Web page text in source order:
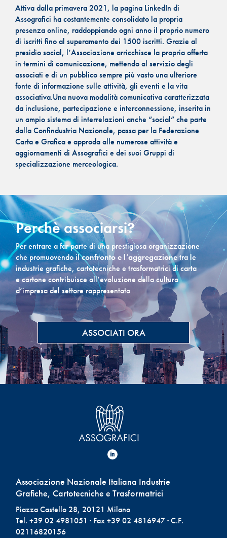
Attiva dalla primavera 2021, la pagina LinkedIn di
Assografici ha costantemente consolidato la propria
presenza online, raddoppiando ogni anno il proprio numero
di iscritti fino al superamento dei 1500 iscritti. Grazie al
presidio social, l’Associazione arricchisce la propria offerta
in termini di comunicazione, mettendo al servizio degli
associati e di un pubblico sempre più vasto una ulteriore
fonte di informazione sulle attività, gli eventi e la vita
associativa.Una nuova modalità comunicativa caratterizzata
da inclusione, partecipazione e interconnessione, inserita in
un ampio sistema di interrelazioni anche “social” che parte
dalla Confindustria Nazionale, passa per la Federazione
Carta e Grafica e approda alle numerose attività e
aggiornamenti di Assografici e dei suoi Gruppi di
specializzazione merceologica.
Perchè associarsi?
Per entrare a far parte di una prestigiosa organizzazione
che promuovendo ilconfronto e l’aggregazionetra le
industrie grafiche, cartotecniche e trasformatrici di carta
e cartone contribuisce all’evoluzione della cultura
d’impresa del settore rappresentato
ASSOCIATI ORA
Associazione Nazionale Italiana Industrie
Grafiche, Cartotecniche e Trasformatrici
Piazza Castello 28, 20121 Milano
Tel. +39 02 4981051 · Fax +39 02 4816947 · C.F.
02116820156